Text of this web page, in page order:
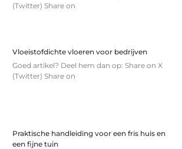
(Twitter) Share on
Vloeistofdichte vloeren voor bedrijven
Goed artikel? Deel hem dan op: Share on X
(Twitter) Share on
Praktische handleiding voor een fris huis en
een fijne tuin